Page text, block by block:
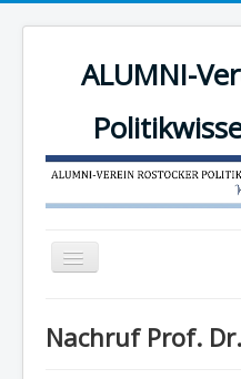
ALUMNI-
Navigation
Der Verein
Nachruf Prof.